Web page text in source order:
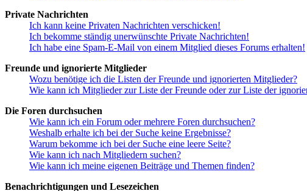
Private Nachrichten
Ich kann keine Privaten Nachrichten verschicken!
Ich bekomme ständig unerwünschte Private Nachrichten!
Ich habe eine Spam-E-Mail von einem Mitglied dieses Forums erhalten!
Freunde und ignorierte Mitglieder
Wozu benötige ich die Listen der Freunde und ignorierten Mitglieder?
Wie kann ich Mitglieder zur Liste der Freunde oder zur Liste der
Die Foren durchsuchen
Wie kann ich ein Forum oder mehrere Foren durchsuchen?
Weshalb erhalte ich bei der Suche keine Ergebnisse?
Warum bekomme ich bei der Suche eine leere Seite?
Wie kann ich nach Mitgliedern suchen?
Wie kann ich meine eigenen Beiträge und Themen finden?
Benachrichtigungen und Lesezeichen